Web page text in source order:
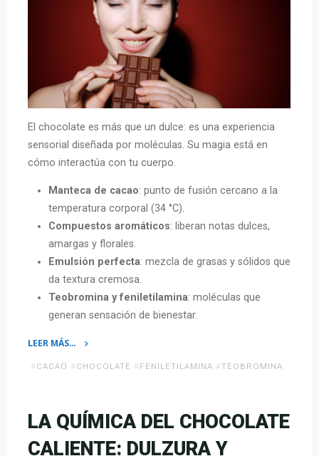
El chocolate es más que un dulce: es una experiencia
sensorial diseñada por moléculas. Su magia está en
cómo interactúa con tu cuerpo.
Manteca de cacao: punto de fusión cercano a la
temperatura corporal (34 °C).
Compuestos aromáticos: liberan notas dulces,
amargas y florales.
Emulsión perfecta: mezcla de grasas y sólidos que
da textura cremosa.
Teobromina y feniletilamina: moléculas que
generan sensación de bienestar.
LEER MÁS…
se
derrite
# CACAO # CHOCOLATE # FENILETILAMINA #TEOBROMINA
LA QUÍMICA DEL CHOCOLATE
CALIENTE: DULZURA Y